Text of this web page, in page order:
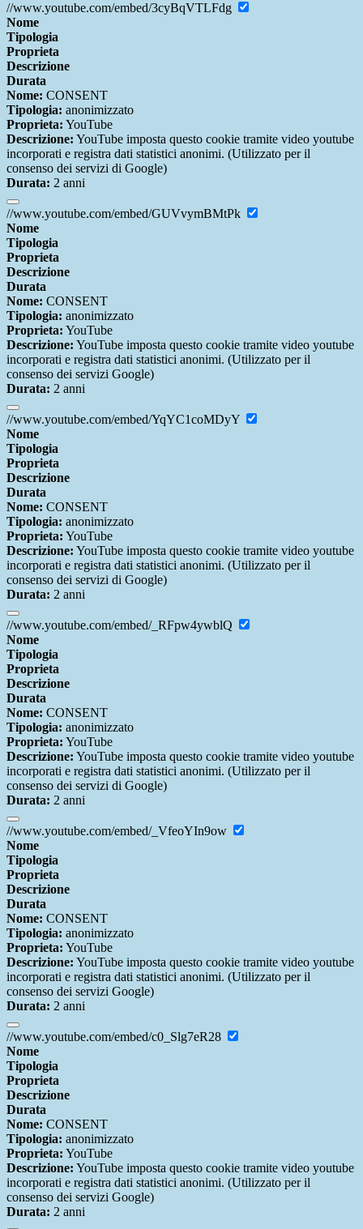
//www.youtube.com/embed/3cyBqVTLFdg
Nome
Tipologia
Proprieta
Descrizione
Durata
Nome: CONSENT
Tipologia: anonimizzato
Proprieta: YouTube
Descrizione: YouTube imposta questo cookie tramite video youtube
incorporati e registra dati statistici anonimi. (Utilizzato per il
consenso dei servizi di Google)
Durata: 2 anni
//www.youtube.com/embed/GUVvymBMtPk
Nome
Tipologia
Proprieta
Descrizione
Durata
Nome: CONSENT
Tipologia: anonimizzato
Proprieta: YouTube
Descrizione: YouTube imposta questo cookie tramite video youtube
incorporati e registra dati statistici anonimi. (Utilizzato per il
consenso dei servizi Google)
Durata: 2 anni
//www.youtube.com/embed/YqYC1coMDyY
Nome
Tipologia
Proprieta
Descrizione
Durata
Nome: CONSENT
Tipologia: anonimizzato
Proprieta: YouTube
Descrizione: YouTube imposta questo cookie tramite video youtube
incorporati e registra dati statistici anonimi. (Utilizzato per il
consenso dei servizi di Google)
Durata: 2 anni
//www.youtube.com/embed/_RFpw4ywblQ
Nome
Tipologia
Proprieta
Descrizione
Durata
Nome: CONSENT
Tipologia: anonimizzato
Proprieta: YouTube
Descrizione: YouTube imposta questo cookie tramite video youtube
incorporati e registra dati statistici anonimi. (Utilizzato per il
consenso dei servizi di Google)
Durata: 2 anni
//www.youtube.com/embed/_VfeoYIn9ow
Nome
Tipologia
Proprieta
Descrizione
Durata
Nome: CONSENT
Tipologia: anonimizzato
Proprieta: YouTube
Descrizione: YouTube imposta questo cookie tramite video youtube
incorporati e registra dati statistici anonimi. (Utilizzato per il
consenso dei servizi Google)
Durata: 2 anni
//www.youtube.com/embed/c0_Slg7eR28
Nome
Tipologia
Proprieta
Descrizione
Durata
Nome: CONSENT
Tipologia: anonimizzato
Proprieta: YouTube
Descrizione: YouTube imposta questo cookie tramite video youtube
incorporati e registra dati statistici anonimi. (Utilizzato per il
consenso dei servizi Google)
Durata: 2 anni